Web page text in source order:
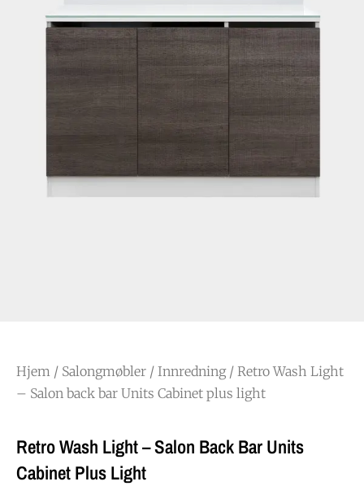
Hjem / Salongmøbler / Innredning/ Retro Wash Light
– Salon back bar Units Cabinet plus light
Retro Wash Light – Salon Back Bar Units
Cabinet Plus Light